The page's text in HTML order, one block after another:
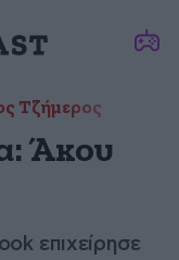
Τζήμερος
Άκου
επιχείρησε